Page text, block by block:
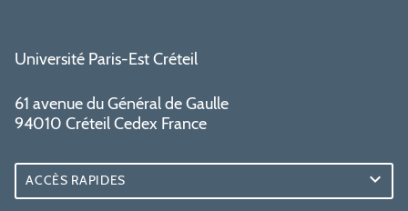
Université Paris-Est Créteil
61 avenue du Général de Gaulle
94010 Créteil Cedex France
ACCÈS RAPIDES